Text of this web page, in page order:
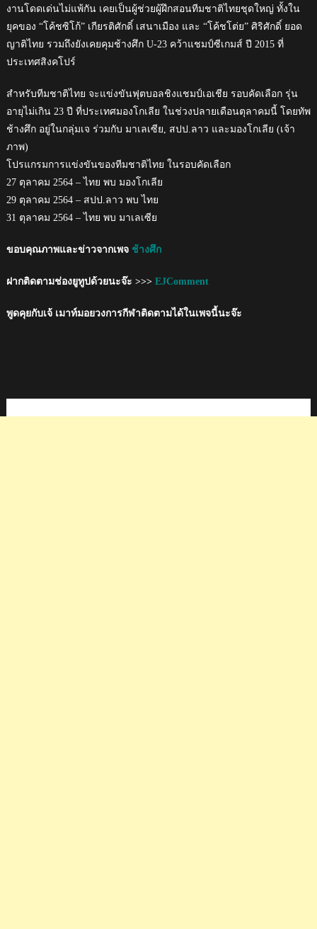
งานโดดเด่นไม่แพ้กัน เคยเป็นผู้ช่วยผู้ฝึกสอนทีมชาติไทยชุดใหญ่ ทั้งใน
ยุคของ “โค้ชซิโก้” เกียรติศักดิ์ เสนาเมือง และ “โค้ชโต่ย” ศิริศักดิ์ ยอด
ญาติไทย รวมถึงยังเคยคุมช้างศึก U-23 คว้าแชมป์ซีเกมส์ ปี 2015 ที่
ประเทศสิงคโปร์
สำหรับทีมชาติไทย จะแข่งขันฟุตบอลชิงแชมป์เอเชีย รอบคัดเลือก รุ่น
อายุไม่เกิน 23 ปี ที่ประเทศมองโกเลีย ในช่วงปลายเดือนตุลาคมนี้ โดยทัพ
ช้างศึก อยู่ในกลุ่มเจ ร่วมกับ มาเลเซีย, สปป.ลาว และมองโกเลีย (เจ้า
ภาพ)
โปรแกรมการแข่งขันของทีมชาติไทย ในรอบคัดเลือก
27 ตุลาคม 2564 – ไทย พบ มองโกเลีย
29 ตุลาคม 2564 – สปป.ลาว พบ ไทย
31 ตุลาคม 2564 – ไทย พบ มาเลเซีย
ขอบคุณภาพและข่าวจากเพจ ช้างศึก
ฝากติดตามช่องยูทูปด้วยนะจ๊ะ >>> EJComment
พูดคุยกับเจ้ เมาท์มอยวงการกีฬาติดตามได้ในเพจนี้นะจ๊ะ